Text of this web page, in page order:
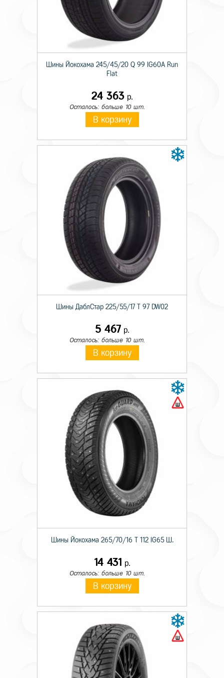
Шины Йокохама 245/45/20 Q 99 IG60A Run
Flat
24 363р.
Осталось: больше 10 шт.
В корзину
Шины ДаблСтар 225/55/17 T 97 DW02
5 467 р.
Осталось: больше 10 шт.
В корзину
Шины Йокохама 265/70/16 T 112 IG65 Ш.
14 431 р.
Осталось: больше 10 шт.
В корзину